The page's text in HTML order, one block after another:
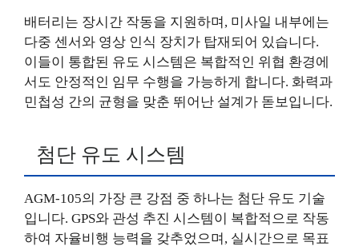
배터리는 장시간 작동을 지원하며, 미사일 내부에는
다중 센서와 영상 인식 장치가 탑재되어 있습니다.
이들이 통합된 유도 시스템은 복합적인 위협 환경에
서도 안정적인 임무 수행을 가능하게 합니다. 화력과
민첩성 간의 균형을 맞춘 뛰어난 설계가 돋보입니다.
첨단 유도 시스템
AGM-105의 가장 큰 강점 중 하나는 첨단 유도 기술
입니다. GPS와 관성 추진 시스템이 복합적으로 작동
하여 자율비행 능력을 갖추었으며, 실시간으로 목표